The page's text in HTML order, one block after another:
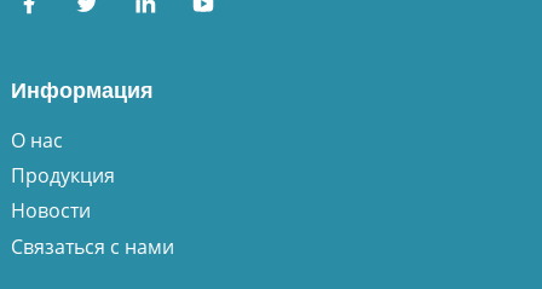
Информация
О нас
Продукция
Новости
Связаться с нами